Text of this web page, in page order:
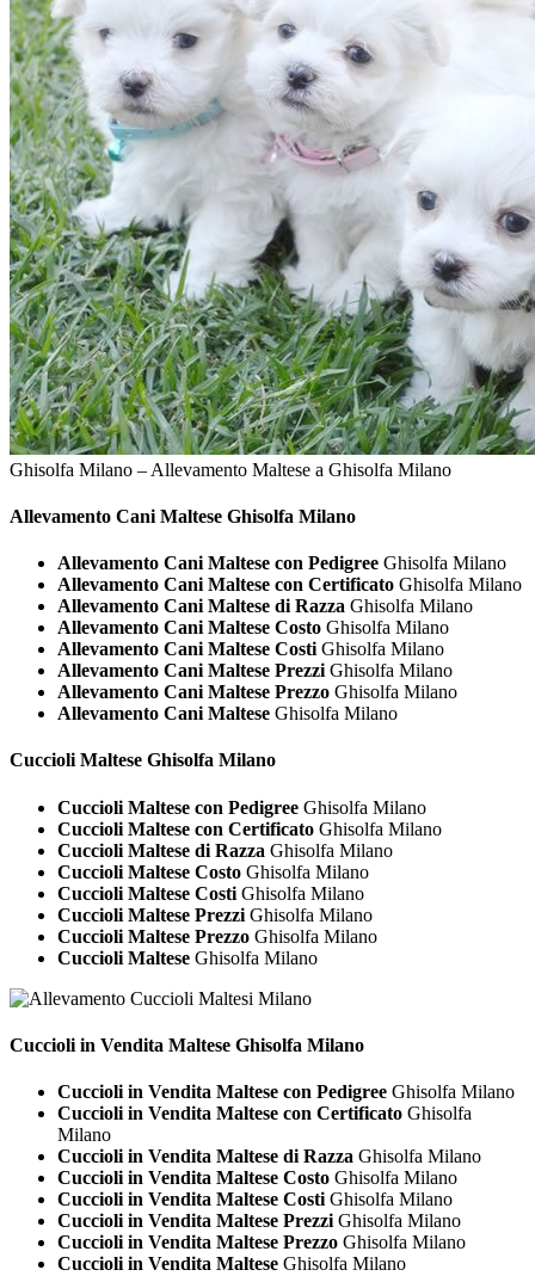
Ghisolfa Milano – Allevamento Maltese a Ghisolfa Milano
Allevamento Cani Maltese Ghisolfa Milano
Allevamento Cani Maltese con Pedigree Ghisolfa Milano
Allevamento Cani Maltese con Certificato Ghisolfa Milano
Allevamento Cani Maltese di Razza Ghisolfa Milano
Allevamento Cani Maltese Costo Ghisolfa Milano
Allevamento Cani Maltese Costi Ghisolfa Milano
Allevamento Cani Maltese Prezzi Ghisolfa Milano
Allevamento Cani Maltese Prezzo Ghisolfa Milano
Allevamento Cani Maltese Ghisolfa Milano
Cuccioli Maltese Ghisolfa Milano
Cuccioli Maltese con Pedigree Ghisolfa Milano
Cuccioli Maltese con Certificato Ghisolfa Milano
Cuccioli Maltese di Razza Ghisolfa Milano
Cuccioli Maltese Costo Ghisolfa Milano
Cuccioli Maltese Costi Ghisolfa Milano
Cuccioli Maltese Prezzi Ghisolfa Milano
Cuccioli Maltese Prezzo Ghisolfa Milano
Cuccioli Maltese Ghisolfa Milano
Cuccioli in Vendita Maltese Ghisolfa Milano
Cuccioli in Vendita Maltese con Pedigree Ghisolfa Milano
Cuccioli in Vendita Maltese con Certificato Ghisolfa
Milano
Cuccioli in Vendita Maltese di Razza Ghisolfa Milano
Cuccioli in Vendita Maltese Costo Ghisolfa Milano
Cuccioli in Vendita Maltese Costi Ghisolfa Milano
Cuccioli in Vendita Maltese Prezzi Ghisolfa Milano
Cuccioli in Vendita Maltese Prezzo Ghisolfa Milano
Cuccioli in Vendita Maltese Ghisolfa Milano